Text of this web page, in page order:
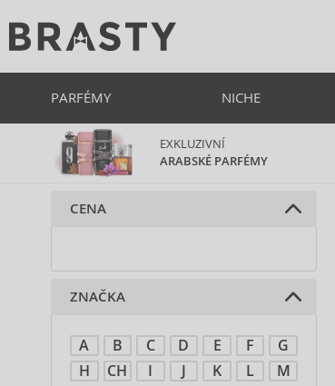
PARFÉMY NICHE
EXKLUZIVNÍ
ARABSKÉ PARFÉMY
CENA
ZNAČKA
A B C D E F
G
H
CH I J K L
M